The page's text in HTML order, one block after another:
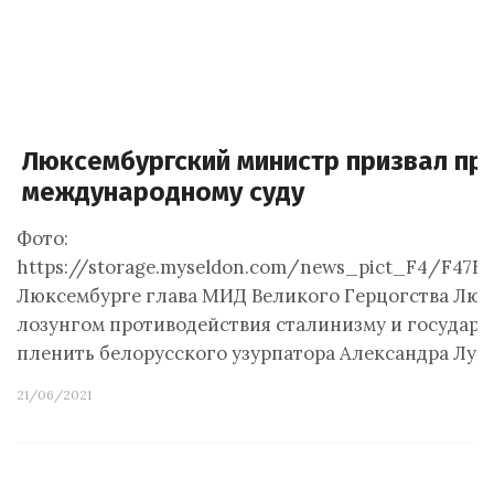
Люксембургский министр призвал
международному суду
Фото:
https://storage.myseldon.com/news_pict_F4/
Люксембурге глава МИД Великого Герцогства
лозунгом противодействия сталинизму и
пленить белорусского узурпатора Александра
21/06/2021